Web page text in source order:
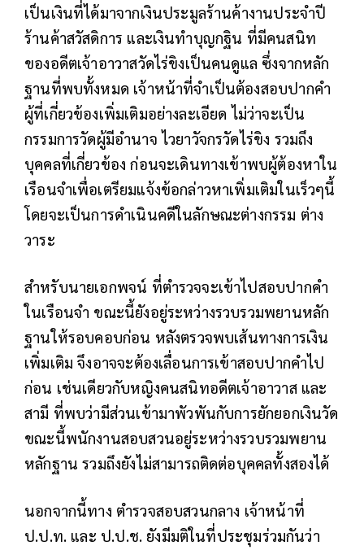
เป็นเงินที่ได้มาจากเงินประมูลร้านค้างานประจำปี
ร้านค้าสวัสดิการ และเงินทำบุญกฐิน ที่มีคนสนิท
ของอดีตเจ้าอาวาสวัดไร่ขิงเป็นคนดูแล ซึ่งจากหลัก
ฐานที่พบทั้งหมด เจ้าหน้าที่จำเป็นต้องสอบปากคำ
ผู้ที่เกี่ยวข้องเพิ่มเติมอย่างละเอียด ไม่ว่าจะเป็น
กรรมการวัดผู้มีอำนาจ ไวยาวัจกรวัดไร่ขิง รวมถึง
บุคคลที่เกี่ยวข้อง ก่อนจะเดินทางเข้าพบผู้ต้องหาใน
เรือนจำเพื่อเตรียมแจ้งข้อกล่าวหาเพิ่มเติมในเร็วๆนี้
โดยจะเป็นการดำเนินคดีในลักษณะต่างกรรม ต่าง
วาระ
สำหรับนายเอกพจน์ ที่ตำรวจจะเข้าไปสอบปากคำ
ในเรือนจำ ขณะนี้ยังอยู่ระหว่างรวบรวมพยานหลัก
ฐานให้รอบคอบก่อน หลังตรวจพบเส้นทางการเงิน
เพิ่มเติม จึงอาจจะต้องเลื่อนการเข้าสอบปากคำไป
ก่อน เช่นเดียวกับหญิงคนสนิทอดีตเจ้าอาวาส และ
สามี ที่พบว่ามีส่วนเข้ามาพัวพันกับการยักยอกเงินวัด
ขณะนี้พนักงานสอบสวนอยู่ระหว่างรวบรวมพยาน
หลักฐาน รวมถึงยังไม่สามารถติดต่อบุคคลทั้งสองได้
นอกจากนี้ทาง ตำรวจสอบสวนกลาง เจ้าหน้าที่
ป.ป.ท. และ ป.ป.ช. ยังมีมติในที่ประชุมร่วมกันว่า